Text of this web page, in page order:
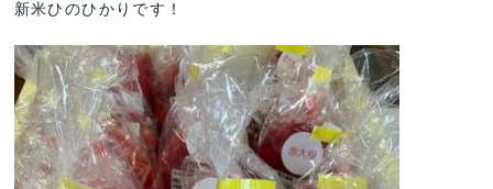
新米ひのひかりです！